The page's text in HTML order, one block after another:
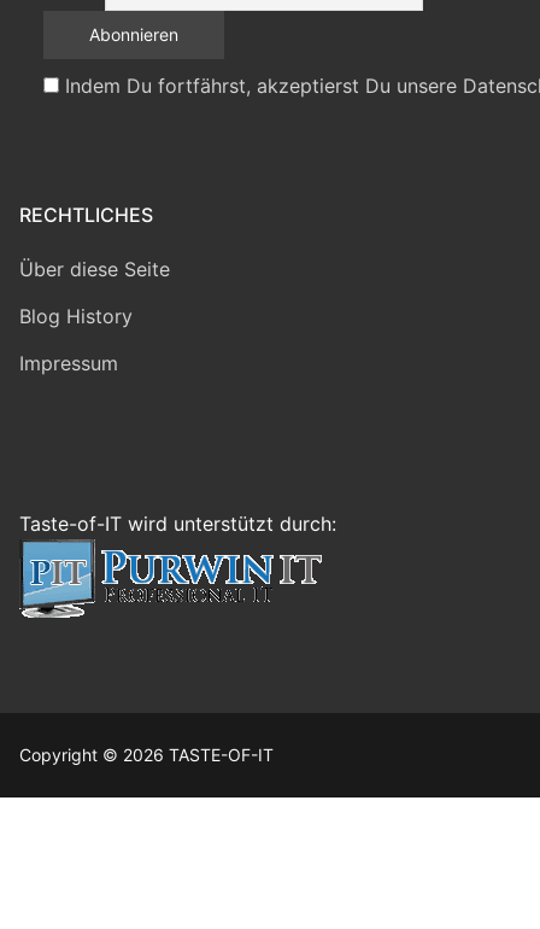
Indem Du fortfährst, akzeptierst Du unsere
RECHTLICHES
Über diese Seite
Blog History
Impressum
Taste-of-IT wird unterstützt durch:
Copyright © 2026 TASTE-OF-IT